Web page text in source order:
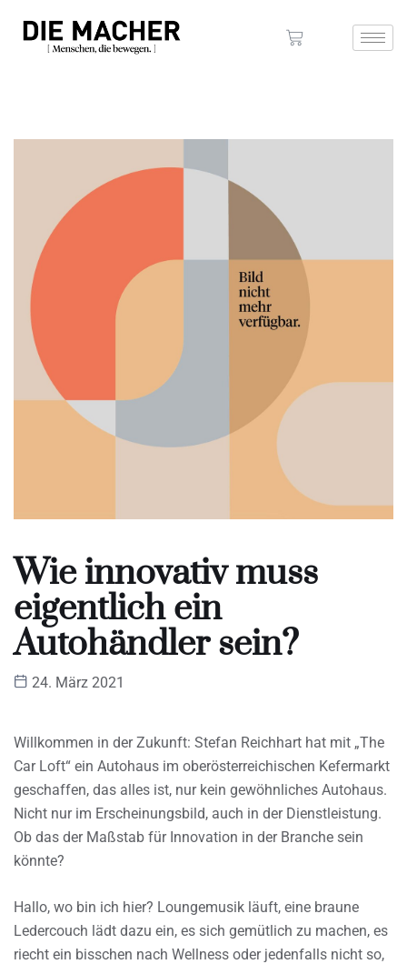
Wie innovativ muss
eigentlich ein
Autohändler sein?
24. März 2021
Willkommen in der Zukunft: Stefan Reichhart hat mit „The
Car Loft“ ein Autohaus im oberösterreichischen Kefermarkt
geschaffen, das alles ist, nur kein gewöhnliches Autohaus.
Nicht nur im Erscheinungsbild, auch in der Dienstleistung.
Ob das der Maßstab für Innovation in der Branche sein
könnte?
Hallo, wo bin ich hier? Loungemusik läuft, eine braune
Ledercouch lädt dazu ein, es sich gemütlich zu machen, es
riecht ein bisschen nach Wellness oder jedenfalls nicht so,